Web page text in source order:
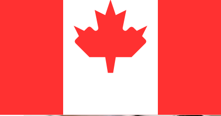
Los tiempos de entrega para transferencias
internacionales con Orco Bank de Estados Unidos a
Canadá varían según el método de pago y el momento
de la transacción. Normalmente, las transferencias
bancarias internacionales tardan entre 1 y 5 días
laborables. Factores como los festivos bancarios y los
controles de seguridad también pueden afectar la
entrega. Comprueba los tiempos límite de Orco Bank